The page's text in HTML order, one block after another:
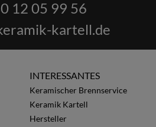
12 05 99 56
kartell.de
INTERESSANTES
Keramischer Brennservice
Keramik Kartell
Hersteller